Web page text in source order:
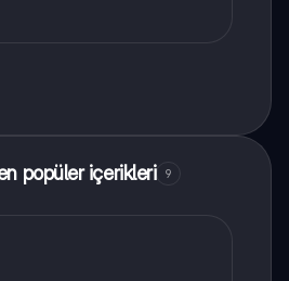
popüler içerikleri 9